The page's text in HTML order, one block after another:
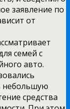
заявление по
от
семей с
авто.
небольшую
средства